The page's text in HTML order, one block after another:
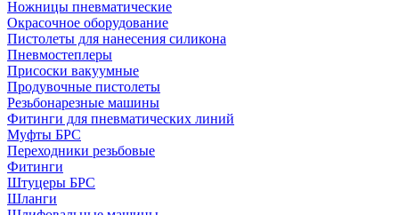
Ножницы пневматические
Окрасочное оборудование
Пистолеты для нанесения силикона
Пневмостеплеры
Присоски вакуумные
Продувочные пистолеты
Резьбонарезные машины
Фитинги для пневматических линий
Муфты БРС
Переходники резьбовые
Фитинги
Штуцеры БРС
Шланги